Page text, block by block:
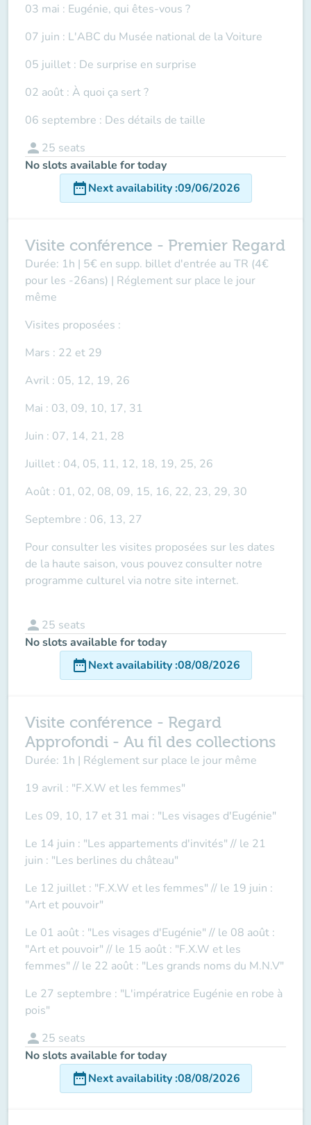
03 mai : Eugénie, qui êtes-vous ?
07 juin : L'ABC du Musée national de la Voiture
05 juillet : De surprise en surprise
02 août : À quoi ça sert ?
06 septembre : Des détails de taille
person 25 seats
No slots available for today
date_rangeNext availability:09/06/2026
Visite conférence - Premier Regard
Durée: 1h | 5€ en supp. billet d'entrée au TR (4€
pour les -26ans) | Réglement sur place le jour
même
Visites proposées :
Mars : 22 et 29
Avril : 05, 12, 19, 26
Mai : 03, 09, 10, 17, 31
Juin : 07, 14, 21, 28
Juillet : 04, 05, 11, 12, 18, 19, 25, 26
Août : 01, 02, 08, 09, 15, 16, 22, 23, 29, 30
Septembre : 06, 13, 27
Pour consulter les visites proposées sur les dates
de la haute saison, vous pouvez consulter notre
programme culturel via notre site internet.
person 25 seats
No slots available for today
date_rangeNext availability:08/08/2026
Visite conférence - Regard
Approfondi - Au fil des collections
Durée: 1h | Réglement sur place le jour même
19 avril : "F.X.W et les femmes"
Les 09, 10, 17 et 31 mai : "Les visages d'Eugénie"
Le 14 juin : "Les appartements d'invités" // le 21
juin : "Les berlines du château"
Le 12 juillet : "F.X.W et les femmes" // le 19 juin :
"Art et pouvoir"
Le 01 août : "Les visages d'Eugénie" // le 08 août :
"Art et pouvoir" // le 15 août : "F.X.W et les
femmes" // le 22 août : "Les grands noms du M.N.V"
Le 27 septembre : "L'impératrice Eugénie en robe à
pois"
person 25 seats
No slots available for today
date_rangeNext availability:08/08/2026